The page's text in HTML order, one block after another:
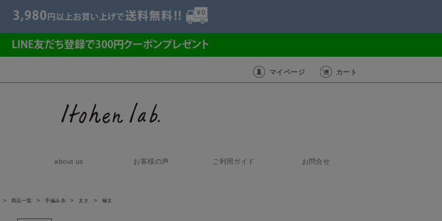
マイページ カート
about us お客様の声 ご利用ガイド お問合せ
商品一覧 手編み糸 太さ 極太